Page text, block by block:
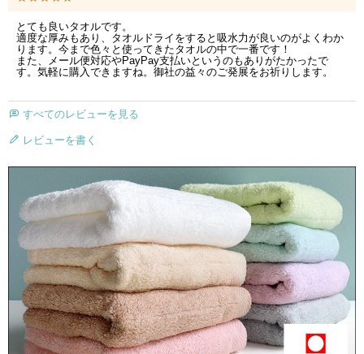
とても良いタオルです。
適度な厚みもあり、タオルドライをすると吸水力が良いのがよくわか
ります。今まで色々と使ってきたタオルの中で一番です！
また、メール便対応やPayPay支払いというのもありがたかったで
す。気軽に購入できますね。御社の益々のご発展をお祈りします。
すべてのレビューを見る
レビューを書く